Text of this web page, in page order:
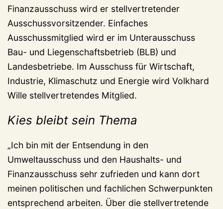
Finanzausschuss wird er stellvertretender
Ausschussvorsitzender. Einfaches
Ausschussmitglied wird er im Unterausschuss
Bau- und Liegenschaftsbetrieb (BLB) und
Landesbetriebe. Im Ausschuss für Wirtschaft,
Industrie, Klimaschutz und Energie wird Volkhard
Wille stellvertretendes Mitglied.
Kies bleibt sein Thema
„Ich bin mit der Entsendung in den
Umweltausschuss und den Haushalts- und
Finanzausschuss sehr zufrieden und kann dort
meinen politischen und fachlichen Schwerpunkten
entsprechend arbeiten. Über die stellvertretende